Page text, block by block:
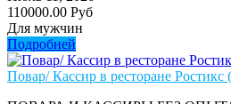
110000.00 Руб
Для мужчин
Подробней
Повар/ Кассир в ресторане